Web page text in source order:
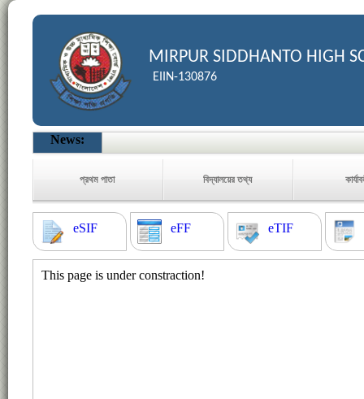
MIRPUR SIDDHANTO HIGH
EIIN-130876
News:
প্রথম পাতা বিদ্যালয়ের তথ্য
eSIF eFF eTIF
This page is under constraction!